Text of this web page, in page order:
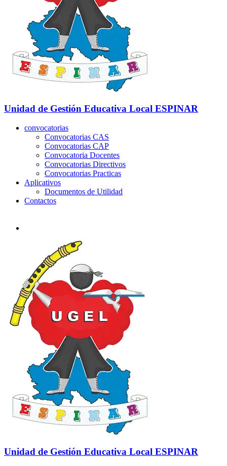
Unidad de Gestión Educativa Local ESPINAR
convocatorias
Convocatorias CAS
Convocatorias CAP
Convocatoria Docentes
Convocatorias Directivos
Convocatorias Practicas
Aplicativos
Documentos de Utilidad
Contactos
Unidad de Gestión Educativa Local ESPINAR